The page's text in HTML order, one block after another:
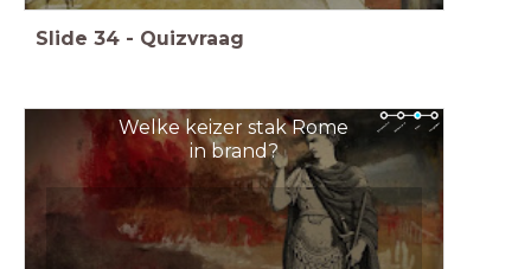
Slide 34 - Quizvraag
Welke keizer stak Rome
in brand?